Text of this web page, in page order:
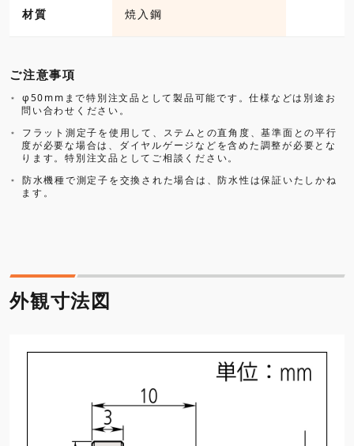
材質 焼入鋼
ご注意事項
φ50mmまで特別注文品として製品可能です。仕様などは別途お
問い合わせください。
フラット測定子を使用して、ステムとの直角度、基準面との平行
度が必要な場合は、ダイヤルゲージなどを含めた調整が必要とな
ります。特別注文品としてご相談ください。
防水機種で測定子を交換された場合は、防水性は保証いたしかね
ます。
外観寸法図